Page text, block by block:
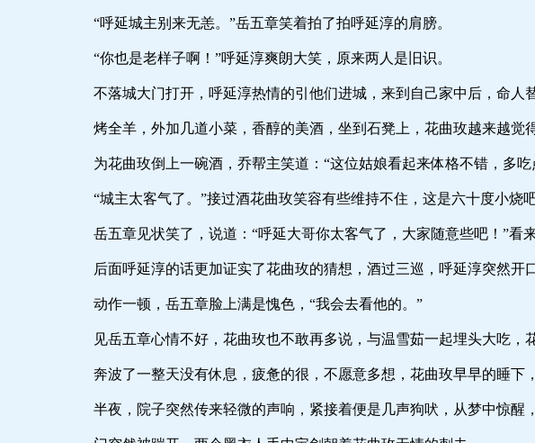
“呼延城主别来无恙。”岳五章笑着拍了拍呼延淳的肩膀。
“你也是老样子啊！”呼延淳爽朗大笑，原来两人是旧识。
不落城大门打开，呼延淳热情的引他们进城，来到自己家中后，命人替他
烤全羊，外加几道小菜，香醇的美酒，坐到石凳上，花曲玫越来越觉得这
为花曲玫倒上一碗酒，乔帮主笑道：“这位姑娘看起来体格不错，多吃
“城主太客气了。”接过酒花曲玫笑容有些维持不住，这是六十度小烧吧
岳五章见状笑了，说道：“呼延大哥你太客气了，大家随意些吧！”看来岳
后面呼延淳的话更加证实了花曲玫的猜想，酒过三巡，呼延淳突然开口：
动作一顿，岳五章脸上满是愧色，“我会去看他的。”
见岳五章心情不好，花曲玫也不敢再多说，与温雪茹一起埋头大吃，花
奔波了一整天没有休息，疲惫的很，不愿意多想，花曲玫早早的睡下，这
半夜，院子突然传来轻微的声响，紧接着便是几声狗吠，从梦中惊醒，花